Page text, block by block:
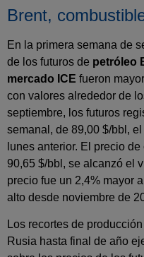
Brent,
En la primera semana de
de los futuros de petróleo
mercado ICE fueron
con valores alrededor de
septiembre, los futuros
semanal, de 89,00 $/bbl,
lunes anterior. El precio
90,65 $/bbl, se alcanzó el
precio fue un 2,4% mayor
alto desde noviembre de
Los recortes de
Rusia hasta final de año